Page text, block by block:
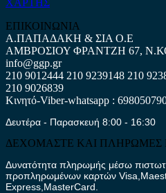
ΕΠΙΚΟΙΝΩΝΙΑ
Α.ΠΑΠΑΔΑΚΗ & ΣΙΑ Ο.Ε
ΑΜΒΡΟΣΙΟΥ ΦΡΑΝΤΖΗ 67,
info@ggp.gr
210 9012444 210 9239148 210
210 9026839
Κινητό-Viber-whatsapp :
Δευτέρα - Παρασκευή 8:00 - 16:30
ΔΕΧΟΜΑΣΤΕ ΚΑΙ
Δυνατότητα πληρωμής μέσω
προπληρωμένων καρτών
Express,MasterCard.